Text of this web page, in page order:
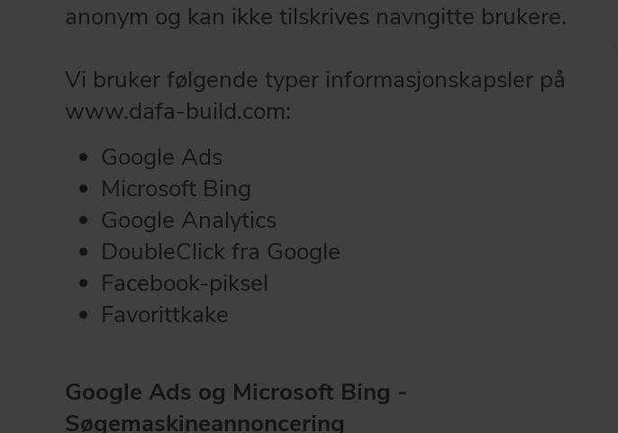
anonym og kan ikke tilskrives navngitte brukere.
Vi bruker følgende typer informasjonskapsler på
www.dafa-build.com:
Google Ads
Microsoft Bing
Google Analytics
DoubleClick fra Google
Facebook-piksel
Favorittkake
Google Ads og Microsoft Bing -
Søgemaskineannoncering